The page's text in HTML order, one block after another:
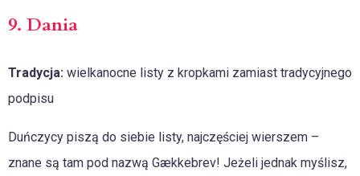
9. Dania
Tradycja: wielkanocne listy z kropkami zamiast tradycyjnego
podpisu
Duńczycy piszą do siebie listy, najczęściej wierszem –
znane są tam pod nazwą Gækkebrev! Jeżeli jednak myślisz,